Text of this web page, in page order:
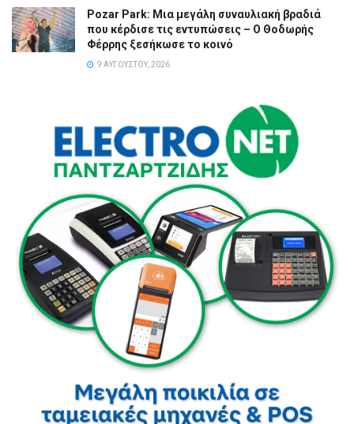
Pozar Park: Μια μεγάλη συναυλιακή βραδιά
που κέρδισε τις εντυπώσεις – Ο Θοδωρής
Φέρρης ξεσήκωσε το κοινό
9 ΑΥΓΟΎΣΤΟΥ, 2026